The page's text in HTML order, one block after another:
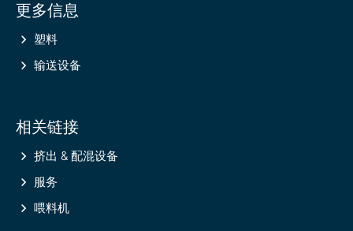
information
更多信息
塑料
输送设备
相关链接
挤出 & 配混设备
服务
喂料机